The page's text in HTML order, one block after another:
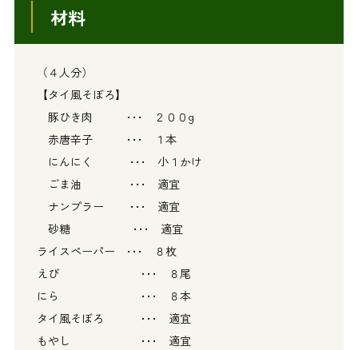
材料
（４人分）
【タイ風そぼろ】
豚ひき肉 ･･･ ２００g
赤唐辛子 ･･･ １本
にんにく ･･･ 小１かけ
ごま油 ･･･ 適宜
ナンプラー ･･･ 適宜
砂糖 ･･･ 適宜
ライスペーパー ･･･ ８枚
えび ･･･ ８尾
にら ･･･ ８本
タイ風そぼろ ･･･ 適宜
もやし ･･･ 適宜